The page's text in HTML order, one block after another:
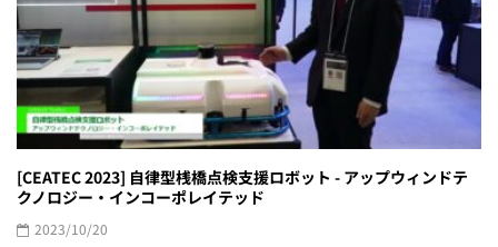
[CEATEC 2023] 自律型桟橋点検支援ロボット - アップウィンドテ
クノロジー・インコーポレイテッド
2023/10/20